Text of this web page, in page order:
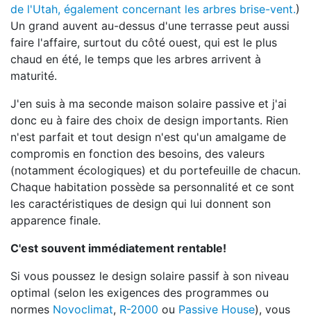
de l'Utah, également concernant les arbres brise-vent.)
Un grand auvent au-dessus d'une terrasse peut aussi
faire l'affaire, surtout du côté ouest, qui est le plus
chaud en été, le temps que les arbres arrivent à
maturité.
J'en suis à ma seconde maison solaire passive et j'ai
donc eu à faire des choix de design importants. Rien
n'est parfait et tout design n'est qu'un amalgame de
compromis en fonction des besoins, des valeurs
(notamment écologiques) et du portefeuille de chacun.
Chaque habitation possède sa personnalité et ce sont
les caractéristiques de design qui lui donnent son
apparence finale.
C'est souvent immédiatement rentable!
Si vous poussez le design solaire passif à son niveau
optimal (selon les exigences des programmes ou
normes Novoclimat, R-2000 ou Passive House), vous